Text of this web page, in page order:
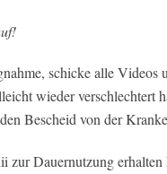
schicke alle
wieder verschlechtert
Bescheid von der
zur Dauernutzung